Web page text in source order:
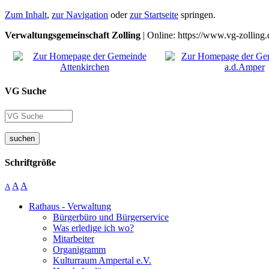
Zum Inhalt, zur Navigation oderzur Startseite springen.
Verwaltungsgemeinschaft Zolling | Online: https://www.vg-
VG Suche
suchen
Schriftgröße
A A A
Rathaus - Verwaltung
Bürgerbüro und Bürgerservice
Was erledige ich wo?
Mitarbeiter
Organigramm
Kulturraum Ampertal e.V.